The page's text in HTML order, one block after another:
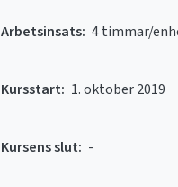
Arbetsinsats: 4 timmar/
Kursstart: 1. oktober 2019
Kursens slut: -